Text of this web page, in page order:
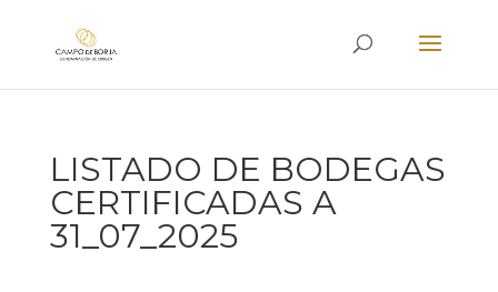
LISTADO DE BODEGAS
CERTIFICADAS A
31_07_2025